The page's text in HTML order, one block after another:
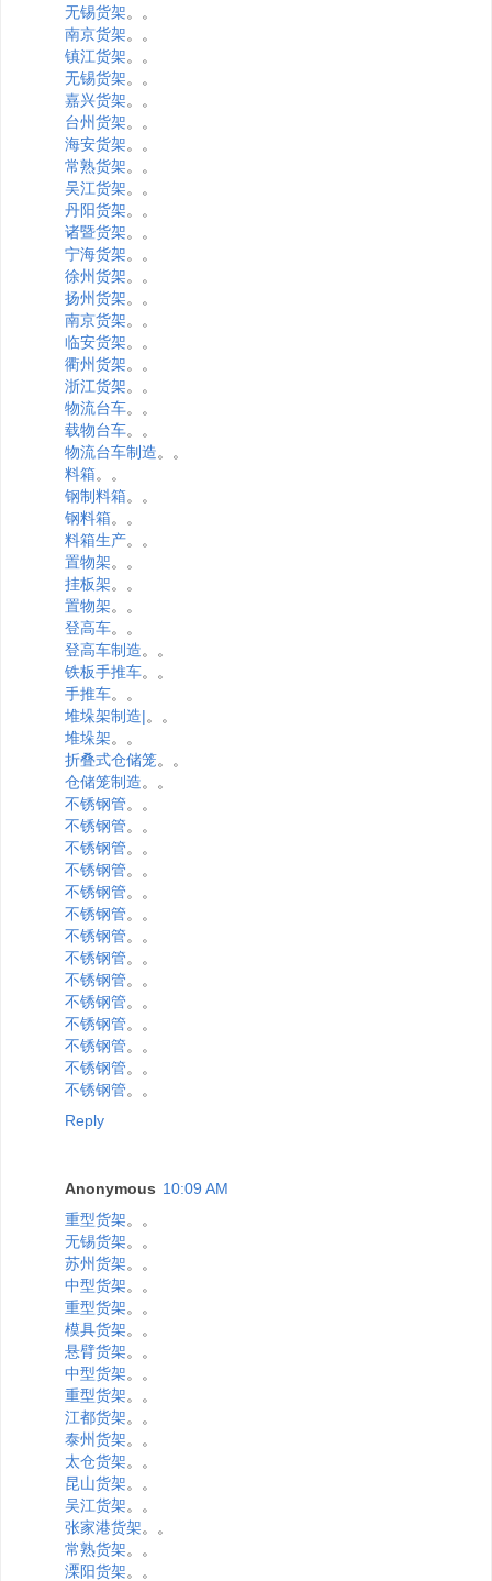
无锡货架。。
南京货架。。
镇江货架。。
无锡货架。。
嘉兴货架。。
台州货架。。
海安货架。。
常熟货架。。
吴江货架。。
丹阳货架。。
诸暨货架。。
宁海货架。。
徐州货架。。
扬州货架。。
南京货架。。
临安货架。。
衢州货架。。
浙江货架。。
物流台车。。
载物台车。。
物流台车制造。。
料箱。。
钢制料箱。。
钢料箱。。
料箱生产。。
置物架。。
挂板架。。
置物架。。
登高车。。
登高车制造。。
铁板手推车。。
手推车。。
堆垛架制造|。。
堆垛架。。
折叠式仓储笼。。
仓储笼制造。。
不锈钢管。。
不锈钢管。。
不锈钢管。。
不锈钢管。。
不锈钢管。。
不锈钢管。。
不锈钢管。。
不锈钢管。。
不锈钢管。。
不锈钢管。。
不锈钢管。。
不锈钢管。。
不锈钢管。。
不锈钢管。。
Reply
Anonymous 10:09 AM
重型货架。。
无锡货架。。
苏州货架。。
中型货架。。
重型货架。。
模具货架。。
悬臂货架。。
中型货架。。
重型货架。。
江都货架。。
泰州货架。。
太仓货架。。
昆山货架。。
吴江货架。。
张家港货架。。
常熟货架。。
溧阳货架。。